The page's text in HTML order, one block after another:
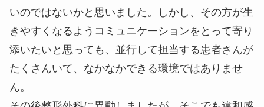
いのではないかと思いました。しかし、その方が生
きやすくなるようコミュニケーションをとって寄り
添いたいと思っても、並行して担当する患者さんが
たくさんいて、なかなかできる環境ではありませ
ん。